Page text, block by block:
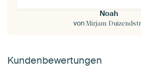
Noah
vonMirjam
Kundenbewertungen